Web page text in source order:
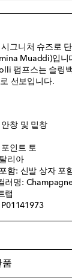
그니처 슈즈로
Muaddi)입니
펌프스는 슬링
선보입니다.
창 및 밑창
인트 토
리아
함: 신발 상자 포
러명:
랩
품